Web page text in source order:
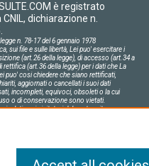
è registrato
dichiarazione n.
n. 78-17 del 6 gennaio 1978
sui file e sulle libertà, Lei puo' esercitare i
(art.26 della legge), di accesso (art.34 a
rettifica (art.36 della legge) per i dati che La
puo' cosi chiedere che siano rettificati,
aggiornati o cancellati i suoi dati
incompleti, equivoci, obsoleti o la cui
o di conservazione sono vietati.
relative ai visitatori del nostro sito,